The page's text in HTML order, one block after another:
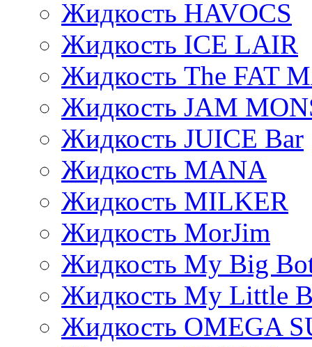
Жидкость HAVOCS
Жидкость ICE LAIR
Жидкость The FAT
Жидкость JAM
Жидкость JUICE Bar
Жидкость MANA
Жидкость MILKER
Жидкость MorJim
Жидкость My Big
Жидкость My Little
Жидкость OMEGA